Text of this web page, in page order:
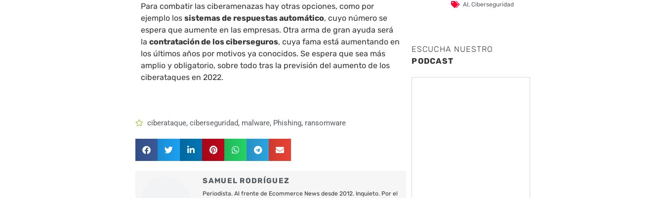
Para combatir las ciberamenazas hay otras opciones, como por
ejemplo lossistemas de respuestas automático, cuyo número se
espera que aumente en las empresas. Otra arma de gran ayuda será
lacontratación de los ciberseguros, cuya fama está aumentando en
los últimos años por motivos ya conocidos. Se espera que sea más
amplio y obligatorio, sobre todo tras la previsión del aumento de los
ciberataques en 2022.
ciberataque,ciberseguridad, malware, Phishing, ransomware
SAMUEL RODRÍGUEZ
Periodista. Al frente de Ecommerce News desde 2012. Inquieto. Por el
AI,Ciberseguridad
ESCUCHA NUESTRO
PODCAST